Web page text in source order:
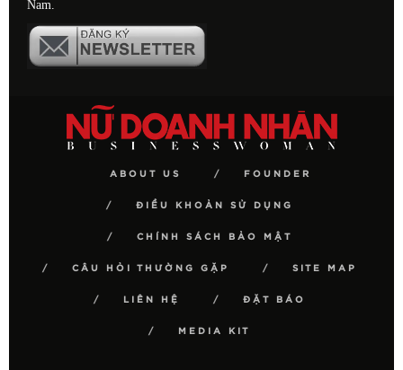
Nam.
ABOUT US FOUNDER
ĐIỀU KHOẢN SỬ DỤNG
CHÍNH SÁCH BẢO MẬT
CÂU HỎI THƯỜNG GẶP SITE MAP
LIÊN HỆ ĐẶT BÁO
MEDIA KIT